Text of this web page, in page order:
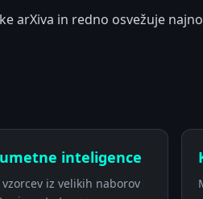
arXiva in redno osvežuje
inteligence
iz velikih naborov